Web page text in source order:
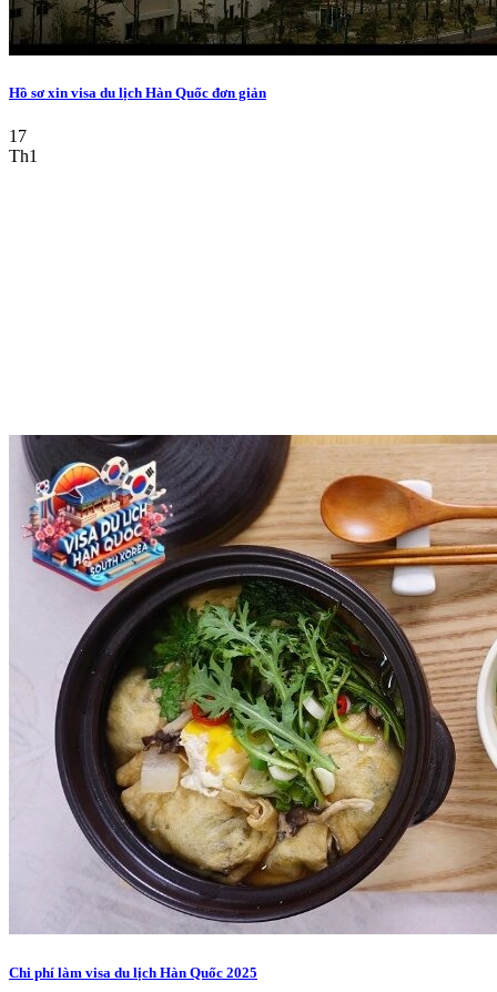
Hồ sơ xin visa du lịch Hàn Quốc đơn giản
17
Th1
Chi phí làm visa du lịch Hàn Quốc 2025